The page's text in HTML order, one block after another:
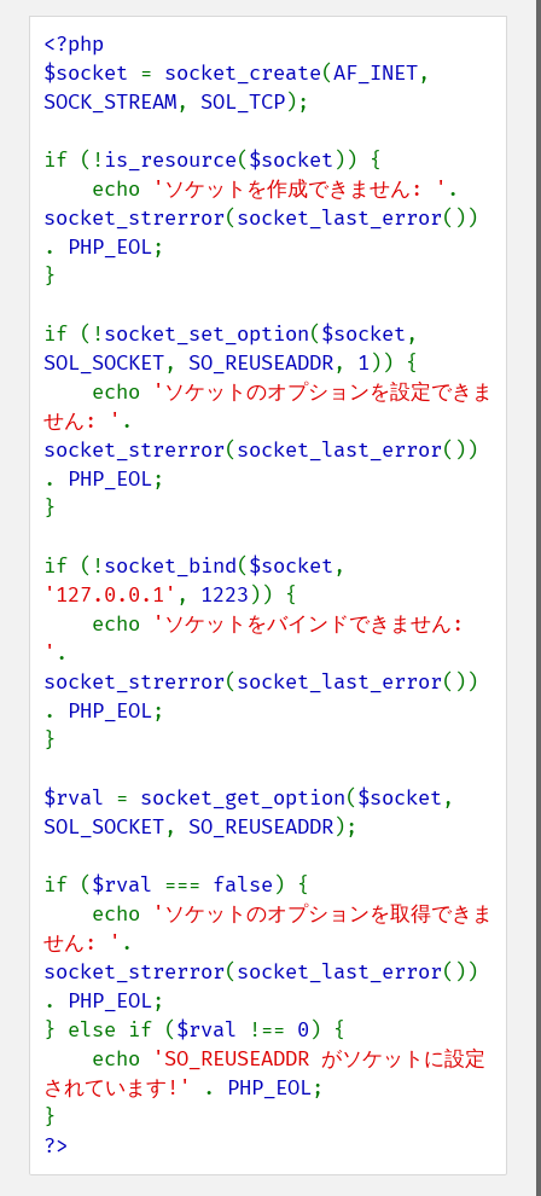
<?php
$socket = socket_create(AF_INET
SOCK_STREAM, SOL_TCP);
if (! is_resource($socket )) {
    echo
'ソケットを作成できません: '
socket_strerror(socket_last_error())
. PHP_EOL;
}
if (!socket_set_option($socket
SOL_SOCKET, SO_REUSEADDR, 1 )) {
    echo
'ソケットのオプションを設定できま
せん: '
socket_strerror(socket_last_error())
. PHP_EOL;
}
if (!socket_bind($socket
'127.0.0.1' , 1223 )) {
    echo
'ソケットをバインドできません:
'
socket_strerror(socket_last_error())
. PHP_EOL;
}
$rval = socket_get_option($socket
SOL_SOCKET, SO_REUSEADDR);
if ($rval === false ) {
    echo
'ソケットのオプションを取得できま
せん: '
socket_strerror(socket_last_error())
. PHP_EOL;
} else if ($rval !== 0 ) {
    echo
'SO_REUSEADDR がソケットに設定
されています!'
. PHP_EOL;
?>